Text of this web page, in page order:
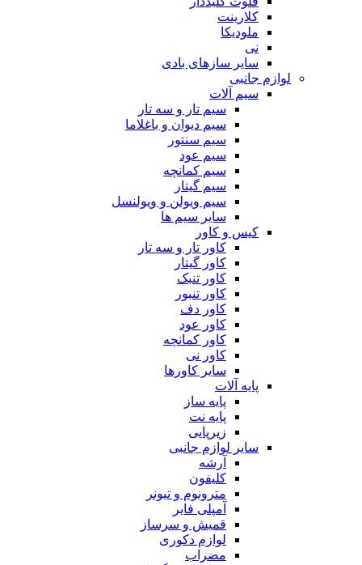
کلارینت
ملودیکا
نی
سایر سازهای بادی
لوازم جانبی
سیم آلات
سیم تار و سه تار
سیم دیوان و باغلاما
سیم سنتور
سیم عود
سیم کمانچه
سیم گیتار
سیم ویولن و ویولنسل
سایر سیم ها
کیس و کاور
کاور تار و سه تار
کاور گیتار
کاور تنبک
کاور تنبور
کاور دف
کاور عود
کاور کمانچه
کاور نی
سایر کاورها
پایه آلات
پایه ساز
پایه نت
زیرپایی
سایر لوازم جانبی
آرشه
کلیفون
مترونوم و تیونر
آمپلی فایر
قمیش و سرساز
لوازم دکوری
مضراب